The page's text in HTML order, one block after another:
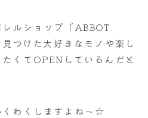
ルショップ『ABBOT
つけた大好きなモノや楽し
くてOPENしているんだと
わくしますよね～☆